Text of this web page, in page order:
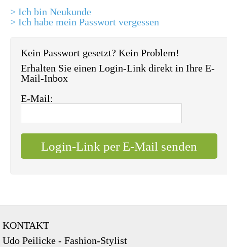
> Ich bin Neukunde
> Ich habe mein Passwort vergessen
Kein Passwort gesetzt? Kein Problem!
Erhalten Sie einen Login-Link direkt in Ihre E-
Mail-Inbox
E-Mail:
KONTAKT
Udo Peilicke - Fashion-Stylist